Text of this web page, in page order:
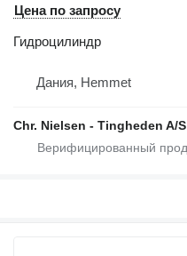
Цена по запросу
Гидроцилиндр
Дания, Hemmet
Chr. Nielsen - Tingheden A/S